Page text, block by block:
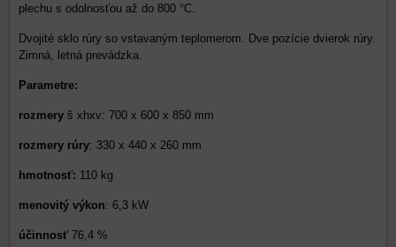
plechu s odolnosťou až do 800 °C.
Dvojité sklo rúry so vstavaným teplomerom. Dve pozície dvierok rúry.
Zimná, letná prevádzka.
Parametre:
rozmery š xhxv: 700 x 600 x 850 mm
rozmery rúry: 330 x 440 x 260 mm
hmotnosť: 110 kg
menovitý výkon: 6,3 kW
účinnosť 76,4 %